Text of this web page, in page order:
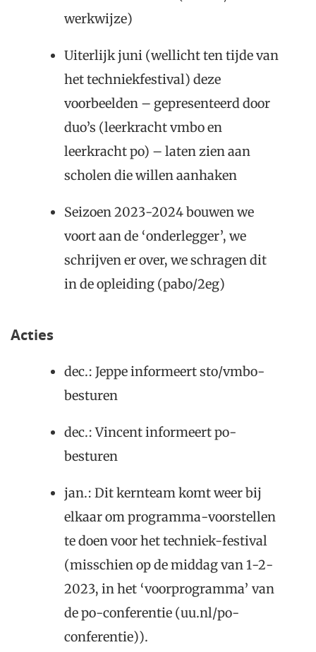
werkwijze)
Uiterlijk juni (wellicht ten tijde van
het techniekfestival) deze
voorbeelden – gepresenteerd door
duo’s (leerkracht vmbo en
leerkracht po) – laten zien aan
scholen die willen aanhaken
Seizoen 2023-2024 bouwen we
voort aan de ‘onderlegger’, we
schrijven er over, we schragen dit
in de opleiding (pabo/2eg)
Acties
dec.: Jeppe informeert sto/vmbo-
besturen
dec.: Vincent informeert po-
besturen
jan.: Dit kernteam komt weer bij
elkaar om programma-voorstellen
te doen voor het techniek-festival
(misschien op de middag van 1-2-
2023, in het ‘voorprogramma’ van
de po-conferentie (uu.nl/po-
conferentie)).